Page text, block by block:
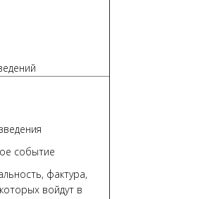
событие
фактура,
войдут в